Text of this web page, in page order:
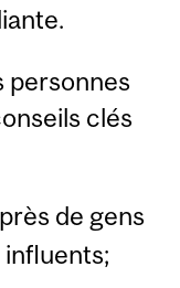
personnes
clés
de gens
influents;